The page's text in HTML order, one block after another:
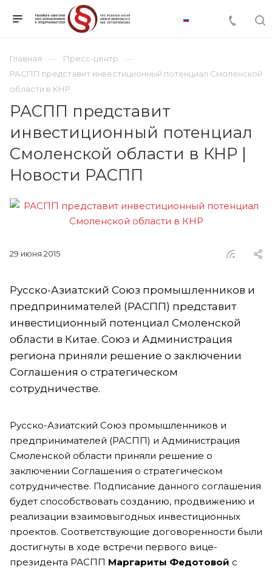
Главная
Пресс-центр
РАСПП представит инвестиционный потенциал Смоленской
области в КНР
РАСПП представит
инвестиционный потенциал
Смоленской области в КНР |
Новости РАСПП
29 июня 2015
Русско-Азиатский Союз промышленников и
предпринимателей (РАСПП) представит
инвестиционный потенциал Смоленской
области в Китае. Союз и Администрация
региона приняли решение о заключении
Соглашения о стратегическом
сотрудничестве.
Русско-Азиатский Союз промышленников и
предпринимателей (РАСПП) и Администрация
Смоленской области приняли решение о
заключении Соглашения о стратегическом
сотрудничестве. Подписание данного соглашения
будет способствовать созданию, продвижению и
реализации взаимовыгодных инвестиционных
проектов. Соответствующие договоренности были
достигнуты в ходе встречи первого вице-
президента РАСПП Маргариты Федотовой с